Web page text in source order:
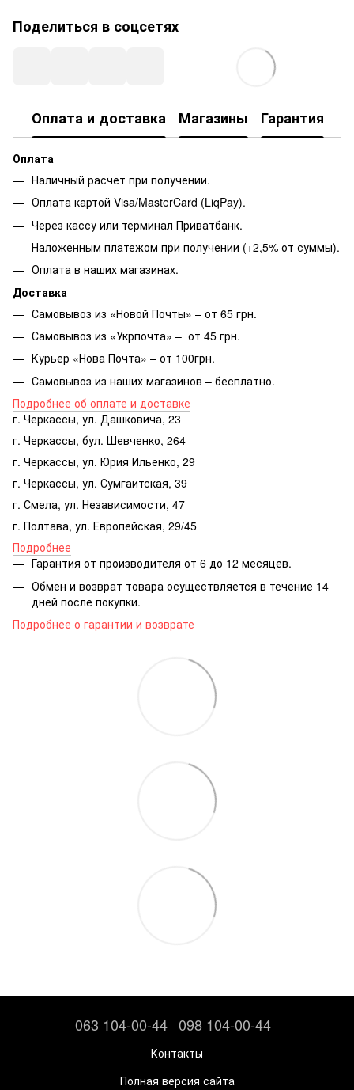
Поделиться в соцсетях
Оплата и доставка Магазины Гарантия
Оплата
Наличный расчет при получении.
Оплата картой Visa/MasterCard (LiqPay).
Через кассу или терминал Приватбанк.
Наложенным платежом при получении (+2,5% от суммы).
Оплата в наших магазинах.
Доставка
Самовывоз из «Новой Почты» – от 65 грн.
Самовывоз из «Укрпочта» – от 45 грн.
Курьер «Нова Почта» – от 100грн.
Самовывоз из наших магазинов – бесплатно.
Подробнее об оплате и доставке
г. Черкассы, ул. Дашковича, 23
г. Черкассы, бул. Шевченко, 264
г. Черкассы, ул. Юрия Ильенко, 29
г. Черкассы, ул. Сумгаитская, 39
г. Смела, ул. Независимости, 47
г. Полтава, ул. Европейская, 29/45
Подробнее
Гарантия от производителя от 6 до 12 месяцев.
Обмен и возврат товара осуществляется в течение 14
дней после покупки.
Подробнее о гарантии и возврате
063 104-00-44 098 104-00-44
Контакты
Полная версия сайта